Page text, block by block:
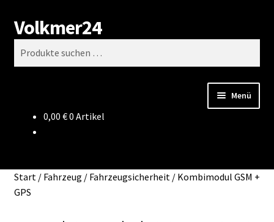
Zur
Navigation
springen
Zum
Inhalt
springen
Volkmer24
Suchen
Menü
Impressum
0,00 €0 Artikel
Start/ Fahrzeug / Fahrzeugsicherheit/ Kombimodul GSM +
GPS